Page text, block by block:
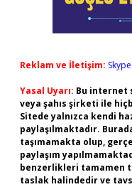
Reklam ve İletişim:
Yasal Uyarı: Bu internet
veya şahıs şirketi ile
Sitede yalnızca kendi
paylaşılmaktadır.
taşımamakta olup,
paylaşım
benzerlikleri tamamen
taslak halindedir ve